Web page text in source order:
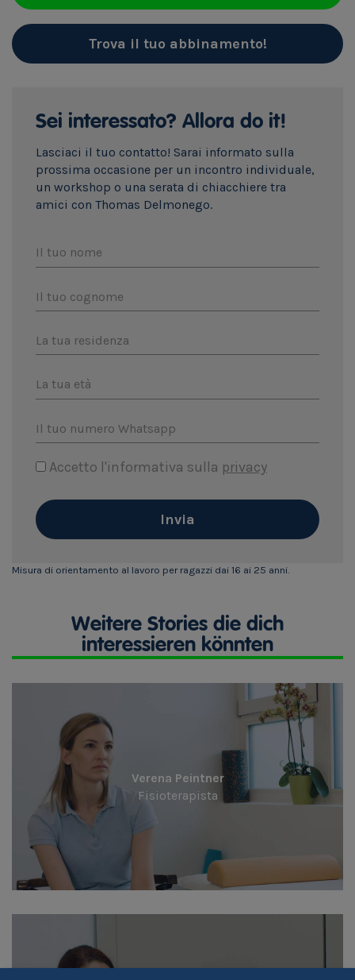
Trova il tuo abbinamento!
Sei interessato? Allora do it!
Lasciaci il tuo contatto! Sarai informato sulla
prossima occasione per un incontro individuale,
un workshop o una serata di chiacchiere tra
amici con Thomas Delmonego.
Il tuo nome
Il tuo cognome
La tua residenza
La tua età
Il tuo numero Whatsapp
Accetto l'informativa sulla privacy
Invia
Misura di orientamento al lavoro per ragazzi dai 16 ai 25 anni.
Weitere Stories die dich
interessieren könnten
Verena Peintner
Fisioterapista